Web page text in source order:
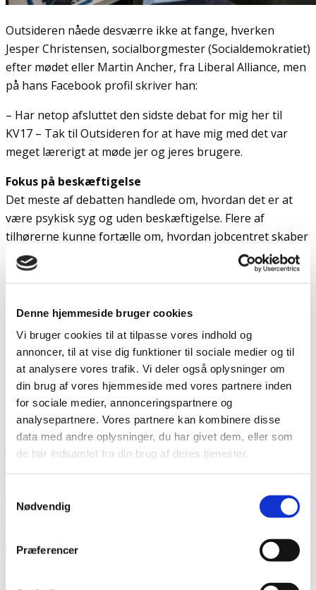
Denne hjemmeside bruger cookies
Vi bruger cookies til at tilpasse vores indhold og
annoncer, til at vise dig funktioner til sociale medier og til
at analysere vores trafik. Vi deler også oplysninger om
din brug af vores hjemmeside med vores partnere inden
for sociale medier, annonceringspartnere og
analysepartnere. Vores partnere kan kombinere disse
data med andre oplysninger, du har givet dem, eller som
de har indsamlet fra din brug af deres tjenester.
Nødvendig
Præferencer
Outsideren nåede desværre ikke at fange, hverken
Jesper Christensen, socialborgmester (Socialdemokratiet)
efter mødet eller Martin Ancher, fra Liberal Alliance, men
på hans Facebook profil skriver han:
– Har netop afsluttet den sidste debat for mig her til
KV17 – Tak til Outsideren for at have mig med det var
meget lærerigt at møde jer og jeres brugere.
Fokus på beskæftigelse
Det meste af debatten handlede om, hvordan det er at
være psykisk syg og uden beskæftigelse. Flere af
tilhørerne kunne fortælle om, hvordan jobcentret skaber
utryghed og gør de ledige endnu dårligere, end de er i
forvejen.
system, vi har i dag. Jeg blev faktisk overrasket over, at vi
snakkede så meget om beskæftigelse frem for
socialpolitik, men det bekræfter mig bare i, at
beskæftigelsessystemet slet ikke fungerer, sagde
Charlotte Lund.
Selvom alle kandidaterne var enige om, at den måde som
jobcentrene fungerer i dag ikke er hensigtsmæssig for
især psykisk syge borgere, så havde de forskellige
forslag til, hvordan systemet skal ændres.